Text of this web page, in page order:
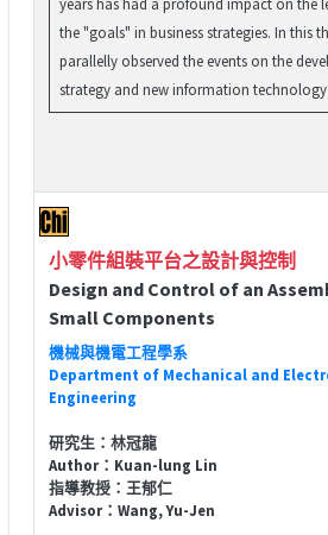
the "goals" in business strategies. In this
parallelly observed the events on the
strategy and new information technology
小零件組裝平台之設計與控制
Design and Control of an
Small Components
機械與機電工程學系
Department of Mechanical and
Engineering
研究生：林冠龍
Author：Kuan-lung Lin
指導教授：王郁仁
Advisor：Wang, Yu-Jen